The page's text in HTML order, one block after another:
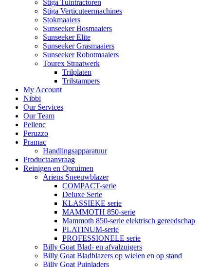
Stiga Tuintractoren
Stiga Verticuteermachines
Stokmaaiers
Sunseeker Bosmaaiers
Sunseeker Elite
Sunseeker Grasmaaiers
Sunseeker Robotmaaiers
Tourex Straatwerk
Trilplaten
Trilstampers
My Account
Nibbi
Our Services
Our Team
Pellenc
Peruzzo
Pramac
Handlingsapparatuur
Productaanvraag
Reinigen en Opruimen
Ariens Sneeuwblazer
COMPACT-serie
Deluxe Serie
KLASSIEKE serie
MAMMOTH 850-serie
Mammoth 850-serie elektrisch gereedschap
PLATINUM-serie
PROFESSIONELE serie
Billy Goat Blad- en afvalzuigers
Billy Goat Bladblazers op wielen en op stand
Billy Goat Puinladers